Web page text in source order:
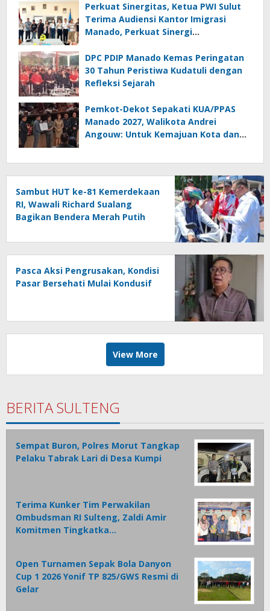
Perkuat Sinergitas, Ketua PWI Sulut
Terima Audiensi Kantor Imigrasi
Manado, Perkuat Sinergi
Keimigrasian
DPC PDIP Manado Kemas Peringatan
30 Tahun Peristiwa Kudatuli dengan
Refleksi Sejarah
Pemkot-Dekot Sepakati KUA/PPAS
Manado 2027, Walikota Andrei
Angouw: Untuk Kemajuan Kota dan
Sambut HUT ke-81 Kemerdekaan
RI, Wawali Richard Sualang
Bagikan Bendera Merah Putih
Pasca Aksi Pengrusakan, Kondisi
Pasar Bersehati Mulai Kondusif
View More
BERITA SULTENG
Sempat Buron, Polres Morut Tangkap
Pelaku Tabrak Lari di Desa Kumpi
Terima Kunker Tim Perwakilan
Ombudsman RI Sulteng, Zaldi Amir
Komitmen Tingkatka…
Open Turnamen Sepak Bola Danyon
Cup 1 2026 Yonif TP 825/GWS Resmi di
Gelar